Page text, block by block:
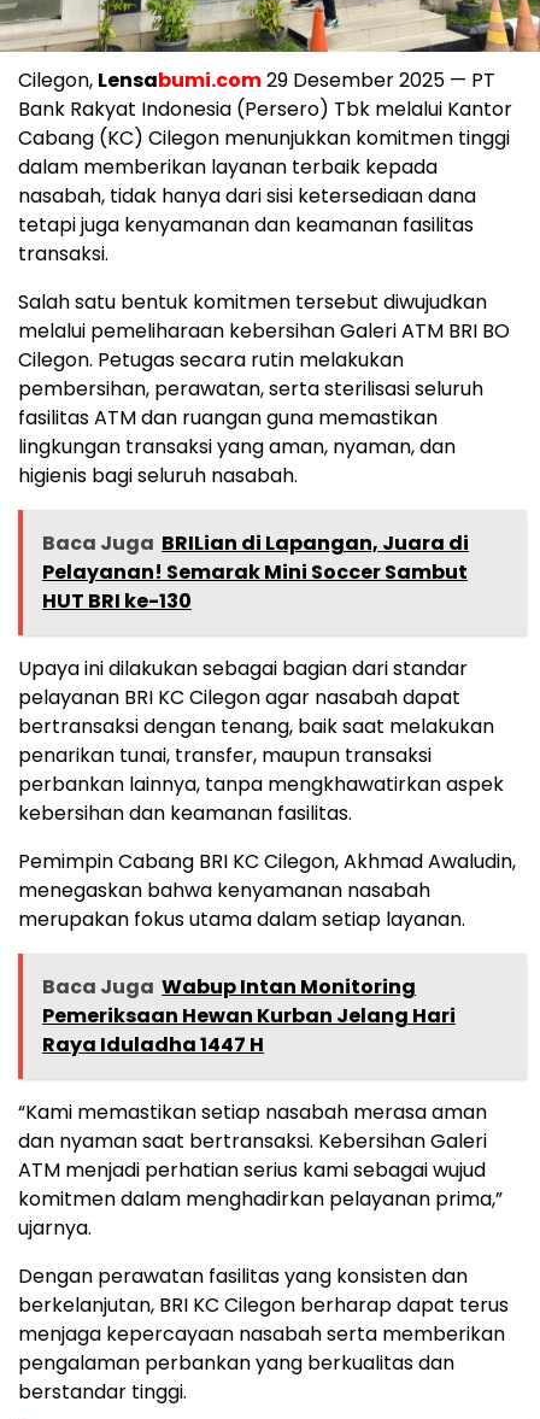
Cilegon, Lensabumi.com29 Desember 2025 — PT
Bank Rakyat Indonesia (Persero) Tbk melalui Kantor
Cabang (KC) Cilegon menunjukkan komitmen tinggi
dalam memberikan layanan terbaik kepada
nasabah, tidak hanya dari sisi ketersediaan dana
tetapi juga kenyamanan dan keamanan fasilitas
transaksi.
Salah satu bentuk komitmen tersebut diwujudkan
melalui pemeliharaan kebersihan Galeri ATM BRI BO
Cilegon. Petugas secara rutin melakukan
pembersihan, perawatan, serta sterilisasi seluruh
fasilitas ATM dan ruangan guna memastikan
lingkungan transaksi yang aman, nyaman, dan
higienis bagi seluruh nasabah.
Baca Juga BRILian di Lapangan, Juara di
Pelayanan! Semarak Mini Soccer Sambut
HUT BRI ke-130
Upaya ini dilakukan sebagai bagian dari standar
pelayanan BRI KC Cilegon agar nasabah dapat
bertransaksi dengan tenang, baik saat melakukan
penarikan tunai, transfer, maupun transaksi
perbankan lainnya, tanpa mengkhawatirkan aspek
kebersihan dan keamanan fasilitas.
Pemimpin Cabang BRI KC Cilegon, Akhmad Awaludin,
menegaskan bahwa kenyamanan nasabah
merupakan fokus utama dalam setiap layanan.
Baca Juga Wabup Intan Monitoring
Pemeriksaan Hewan Kurban Jelang Hari
Raya Iduladha 1447 H
“Kami memastikan setiap nasabah merasa aman
dan nyaman saat bertransaksi. Kebersihan Galeri
ATM menjadi perhatian serius kami sebagai wujud
komitmen dalam menghadirkan pelayanan prima,”
ujarnya.
Dengan perawatan fasilitas yang konsisten dan
berkelanjutan, BRI KC Cilegon berharap dapat terus
menjaga kepercayaan nasabah serta memberikan
pengalaman perbankan yang berkualitas dan
berstandar tinggi.